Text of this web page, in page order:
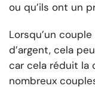
ou qu’ils ont un
Lorsqu’un
d’argent, cela
car cela réduit la
nombreux